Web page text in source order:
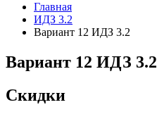
Главная
ИДЗ 3.2
Вариант 12 ИДЗ 3.2
Вариант 12 ИДЗ 3.2
Скидки